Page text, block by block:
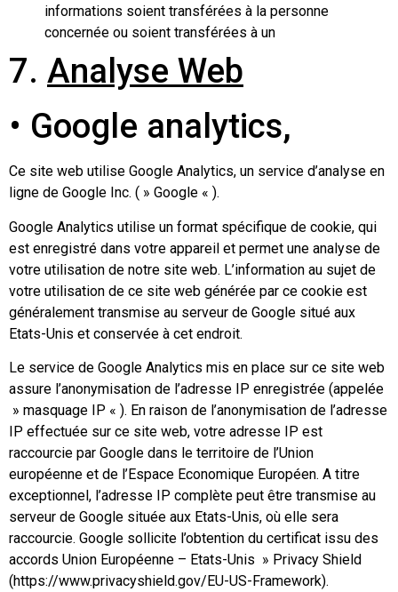
informations soient transférées à la personne
concernée ou soient transférées à un
7. Analyse Web
• Google analytics,
Ce site web utilise Google Analytics, un service d’analyse en
ligne de Google Inc. ( » Google « ).
Google Analytics utilise un format spécifique de cookie, qui
est enregistré dans votre appareil et permet une analyse de
votre utilisation de notre site web. L’information au sujet de
votre utilisation de ce site web générée par ce cookie est
généralement transmise au serveur de Google situé aux
Etats-Unis et conservée à cet endroit.
Le service de Google Analytics mis en place sur ce site web
assure l’anonymisation de l’adresse IP enregistrée (appelée
» masquage IP « ). En raison de l’anonymisation de l’adresse
IP effectuée sur ce site web, votre adresse IP est
raccourcie par Google dans le territoire de l’Union
européenne et de l’Espace Economique Européen. A titre
exceptionnel, l’adresse IP complète peut être transmise au
serveur de Google située aux Etats-Unis, où elle sera
raccourcie. Google sollicite l’obtention du certificat issu des
accords Union Européenne – Etats-Unis » Privacy Shield
(https://www.privacyshield.gov/EU-US-Framework).